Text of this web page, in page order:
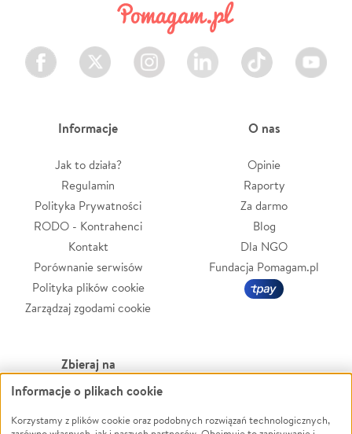
Facebook Twitter Instagram LinkedIn TikTok Youtube
Informacje
Jak to działa?
Regulamin
Polityka Prywatności
RODO - Kontrahenci
Kontakt
Porównanie serwisów
Polityka plików cookie
Zarządzaj zgodami cookie
O nas
Opinie
Raporty
Za darmo
Blog
Dla NGO
Fundacja Pomagam.pl
Zbieraj na
Leczenie
Zwierzęta
Powódź
Informacje o plikach cookie
Korzystamy z plików cookie oraz podobnych rozwiązań technologicznych,